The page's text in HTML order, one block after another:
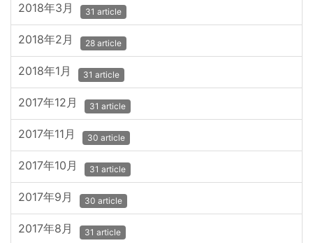
2018年3月 31 article
2018年2月 28 article
2018年1月 31 article
2017年12月 31 article
2017年11月 30 article
2017年10月 31 article
2017年9月 30 article
2017年8月 31 article